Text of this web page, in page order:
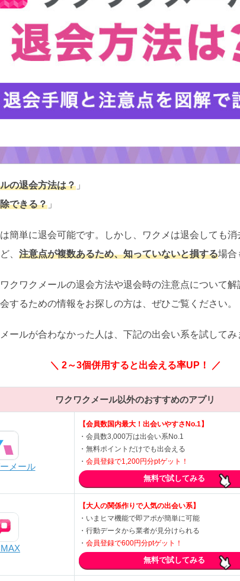
の退会方法は？ 」
できる？ 」
簡単に退会可能です。しかし、ワクメは退会しても
、 注意点が複数あるため、知っていないと損する場合
クワクメールの退会方法や退会時の注意点について解
するための情報をお探しの方は、ぜひご覧ください。
ールが合わなかった人は、下記の出会い系を試してみ
＼ 2～3個併用すると出会える率UP！ ／
ワクワクメール以外のおすすめのアプリ
メール
【会員数国内最大！出会いやすさNo.1】
・会員数3,000万は出会い系No.1
・無料ポイントだけでも出会える
・ 会員登録で1,200円分ptゲット！
無料で試してみる
【大人の関係作りで人気の出会い系】
・いまヒマ機能で即アポが簡単に可能
・行動データから業者が見分けられる
・ 会員登録で600円分ptゲット！
無料で試してみる